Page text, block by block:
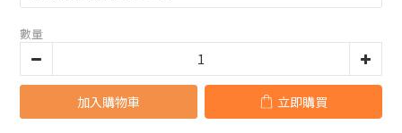
數量
加入購物車 立即購買